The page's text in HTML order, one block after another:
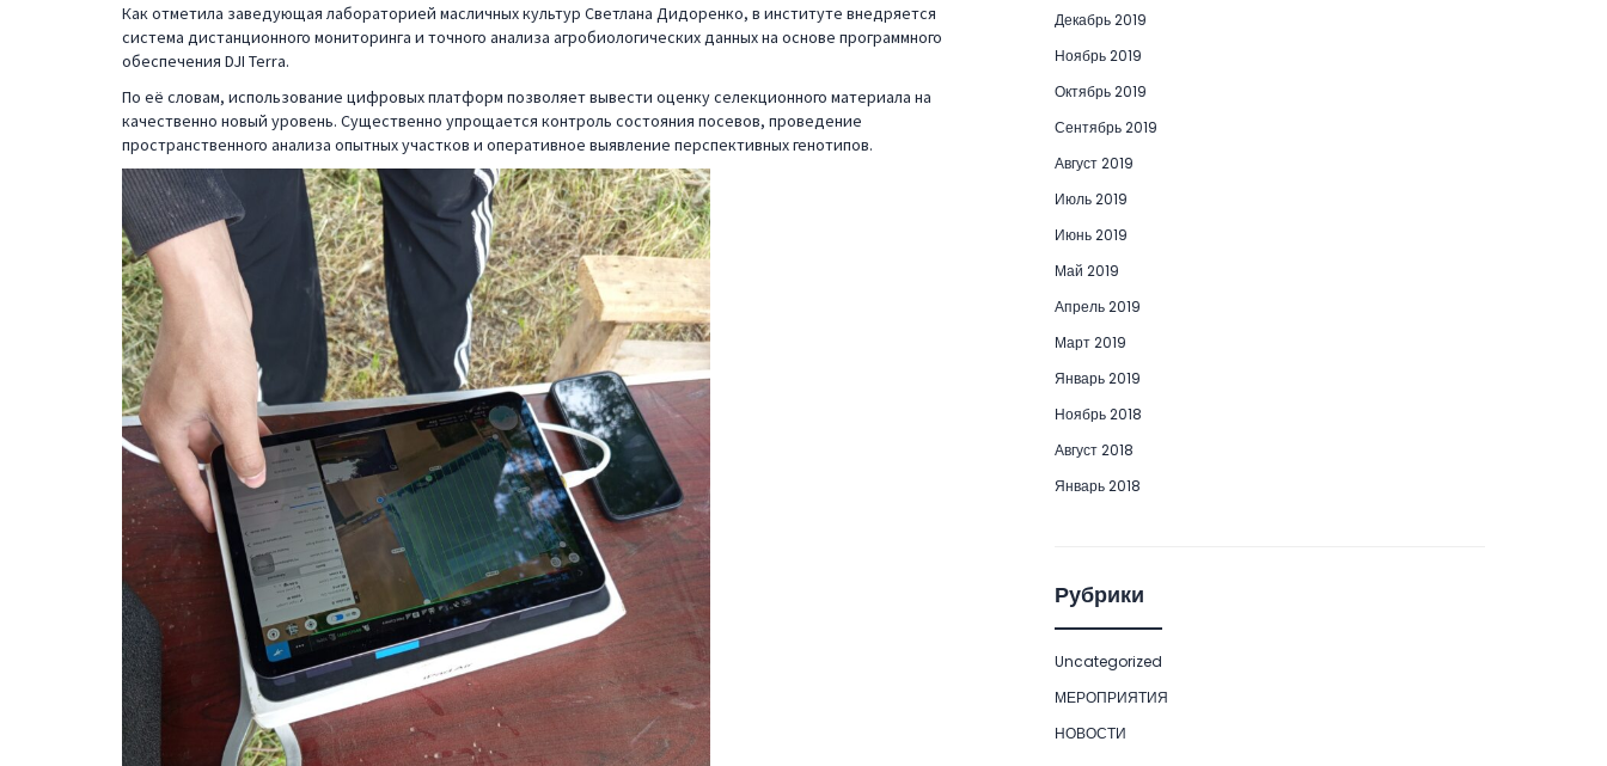
Как отметила заведующая лабораторией масличных культур Светлана Дидоренко, в институте внедряется
система дистанционного мониторинга и точного анализа агробиологических данных на основе программного
обеспечения DJI Terra.
По её словам, использование цифровых платформ позволяет вывести оценку селекционного материала на
качественно новый уровень. Существенно упрощается контроль состояния посевов, проведение
пространственного анализа опытных участков и оперативное выявление перспективных генотипов.
Декабрь 2019
Ноябрь 2019
Октябрь 2019
Сентябрь 2019
Август 2019
Июль 2019
Июнь 2019
Май 2019
Апрель 2019
Март 2019
Январь 2019
Ноябрь 2018
Август 2018
Январь 2018
Рубрики
Uncategorized
МЕРОПРИЯТИЯ
НОВОСТИ